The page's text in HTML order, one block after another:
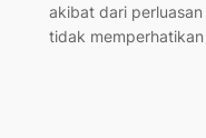
akibat dari
tidak